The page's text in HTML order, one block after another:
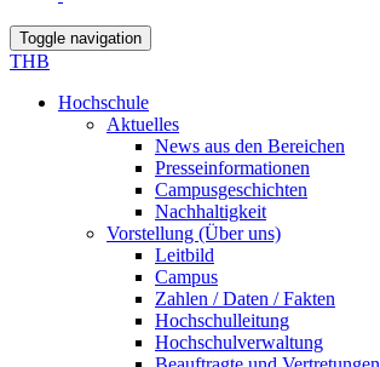
Toggle navigation
THB
Hochschule
Aktuelles
News aus den Bereichen
Presseinformationen
Campusgeschichten
Nachhaltigkeit
Vorstellung (Über uns)
Leitbild
Campus
Zahlen / Daten / Fakten
Hochschulleitung
Hochschulverwaltung